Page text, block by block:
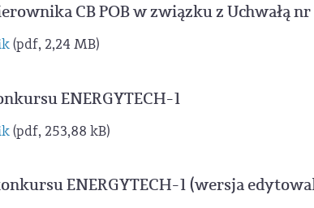
CB POB w związku z Uchwałą
(pdf, 2,24 MB)
ENERGYTECH-1
(pdf, 253,88 kB)
ENERGYTECH-1 (wersja